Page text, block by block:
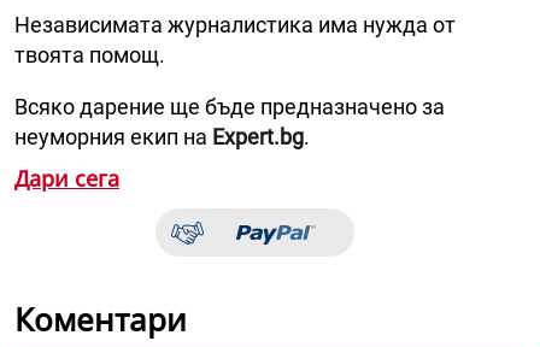
Независимата журналистика има нужда от
твоята помощ.
Всяко дарение ще бъде предназначено за
неуморния екип на Expert.bg.
Дари сега
Коментари